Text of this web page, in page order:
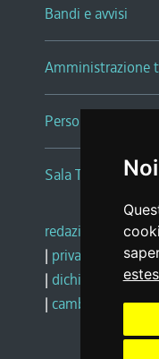
Bandi e avvisi
Amministrazione
Persone e Uffici
Sala Tiziano
redazione web |
| privacy
social
| dichiarazione di
| cambio